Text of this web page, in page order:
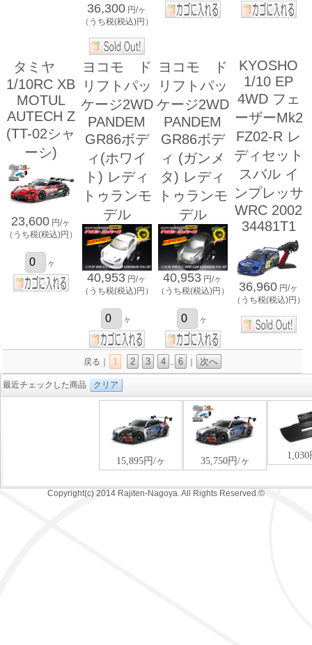
36,300 円/ヶ
（うち税(税込)円）
タミヤ
1/10RC XB
MOTUL
AUTECH Z
(TT-02シャ
ーシ)
23,600 円/ヶ
（うち税(税込)円）
ヶ
ヨコモ ド
リフトパッ
ケージ2WD
PANDEM
GR86ボデ
ィ(ホワイ
ト) レディ
トゥランモ
デル
40,953 円/ヶ
（うち税(税込)円）
ヶ
ヨコモ ド
リフトパッ
ケージ2WD
PANDEM
GR86ボデ
ィ (ガンメ
タ) レディ
トゥランモ
デル
40,953 円/ヶ
（うち税(税込)円）
ヶ
KYOSHO
1/10 EP
4WD フェ
ーザーMk2
FZ02-R レ
ディセット
スバル イ
ンプレッサ
WRC 2002
34481T1
36,960 円/ヶ
（うち税(税込)円）
戻る｜ 1 2 3 4 .. 6 次へ
最近チェックした商品 クリア
Copyright(c) 2014 Rajiten-Nagoya. All Rights Reserved.©